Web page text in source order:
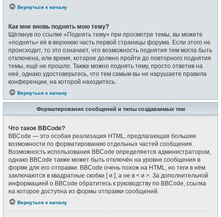
Вернуться к началу
Как мне вновь поднять мою тему?
Щёлкнув по ссылке «Поднять тему» при просмотре темы, вы можете
«поднять» её в верхнюю часть первой страницы форума. Если этого не
происходит, то это означает, что возможность поднятия тем могла быть
отключена, или время, которое должно пройти до повторного поднятия
темы, ещё не прошло. Также можно поднять тему, просто ответив на
неё, однако удостоверьтесь, что тем самым вы не нарушаете правила
конференции, на которой находитесь.
Вернуться к началу
Форматирование сообщений и типы создаваемых тем
Что такое BBCode?
BBCode — это особая реализация HTML, предлагающая большие
возможности по форматированию отдельных частей сообщения.
Возможность использования BBCode определяется администратором,
однако BBCode также может быть отключён на уровне сообщения в
форме для его отправки. BBCode очень похож на HTML, но теги в нём
заключаются в квадратные скобки [ и ], а не в < и >. За дополнительной
информацией о BBCode обратитесь к руководству по BBCode, ссылка
на которое доступна из формы отправки сообщений.
Вернуться к началу